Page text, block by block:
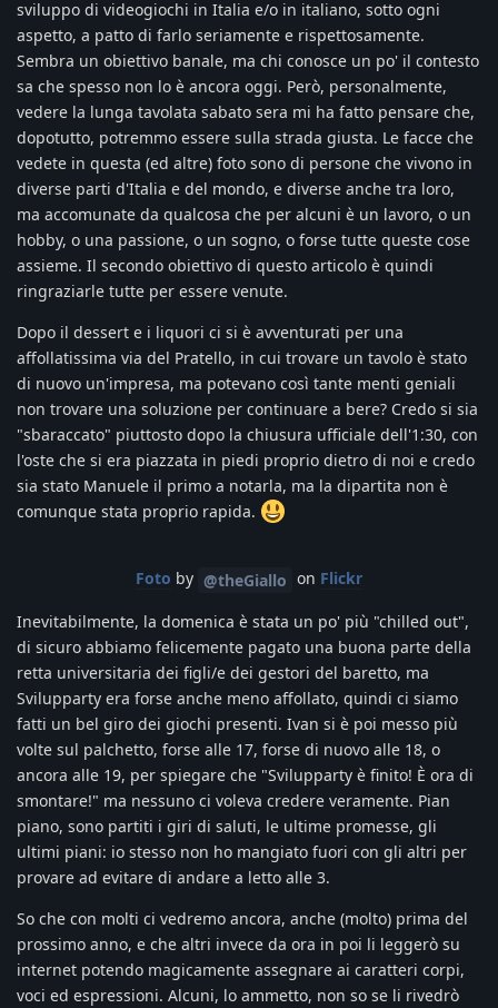
sviluppo di videogiochi in Italia e/o in italiano, sotto ogni
aspetto, a patto di farlo seriamente e rispettosamente.
Sembra un obiettivo banale, ma chi conosce un po' il contesto
sa che spesso non lo è ancora oggi. Però, personalmente,
vedere la lunga tavolata sabato sera mi ha fatto pensare che,
dopotutto, potremmo essere sulla strada giusta. Le facce che
vedete in questa (ed altre) foto sono di persone che vivono in
diverse parti d'Italia e del mondo, e diverse anche tra loro,
ma accomunate da qualcosa che per alcuni è un lavoro, o un
hobby, o una passione, o un sogno, o forse tutte queste cose
assieme. Il secondo obiettivo di questo articolo è quindi
ringraziarle tutte per essere venute.
Dopo il dessert e i liquori ci si è avventurati per una
affollatissima via del Pratello, in cui trovare un tavolo è stato
di nuovo un'impresa, ma potevano così tante menti geniali
non trovare una soluzione per continuare a bere? Credo si sia
"sbaraccato" piuttosto dopo la chiusura ufficiale dell'1:30, con
l'oste che si era piazzata in piedi proprio dietro di noi e credo
sia stato Manuele il primo a notarla, ma la dipartita non è
comunque stata proprio rapida.
Foto by @theGiallo on Flickr
Inevitabilmente, la domenica è stata un po' più "chilled out",
di sicuro abbiamo felicemente pagato una buona parte della
retta universitaria dei figli/e dei gestori del baretto, ma
Svilupparty era forse anche meno affollato, quindi ci siamo
fatti un bel giro dei giochi presenti. Ivan si è poi messo più
volte sul palchetto, forse alle 17, forse di nuovo alle 18, o
ancora alle 19, per spiegare che "Svilupparty è finito! È ora di
smontare!" ma nessuno ci voleva credere veramente. Pian
piano, sono partiti i giri di saluti, le ultime promesse, gli
ultimi piani: io stesso non ho mangiato fuori con gli altri per
provare ad evitare di andare a letto alle 3.
So che con molti ci vedremo ancora, anche (molto) prima del
prossimo anno, e che altri invece da ora in poi li leggerò su
internet potendo magicamente assegnare ai caratteri corpi,
voci ed espressioni. Alcuni, lo ammetto, non so se li rivedrò